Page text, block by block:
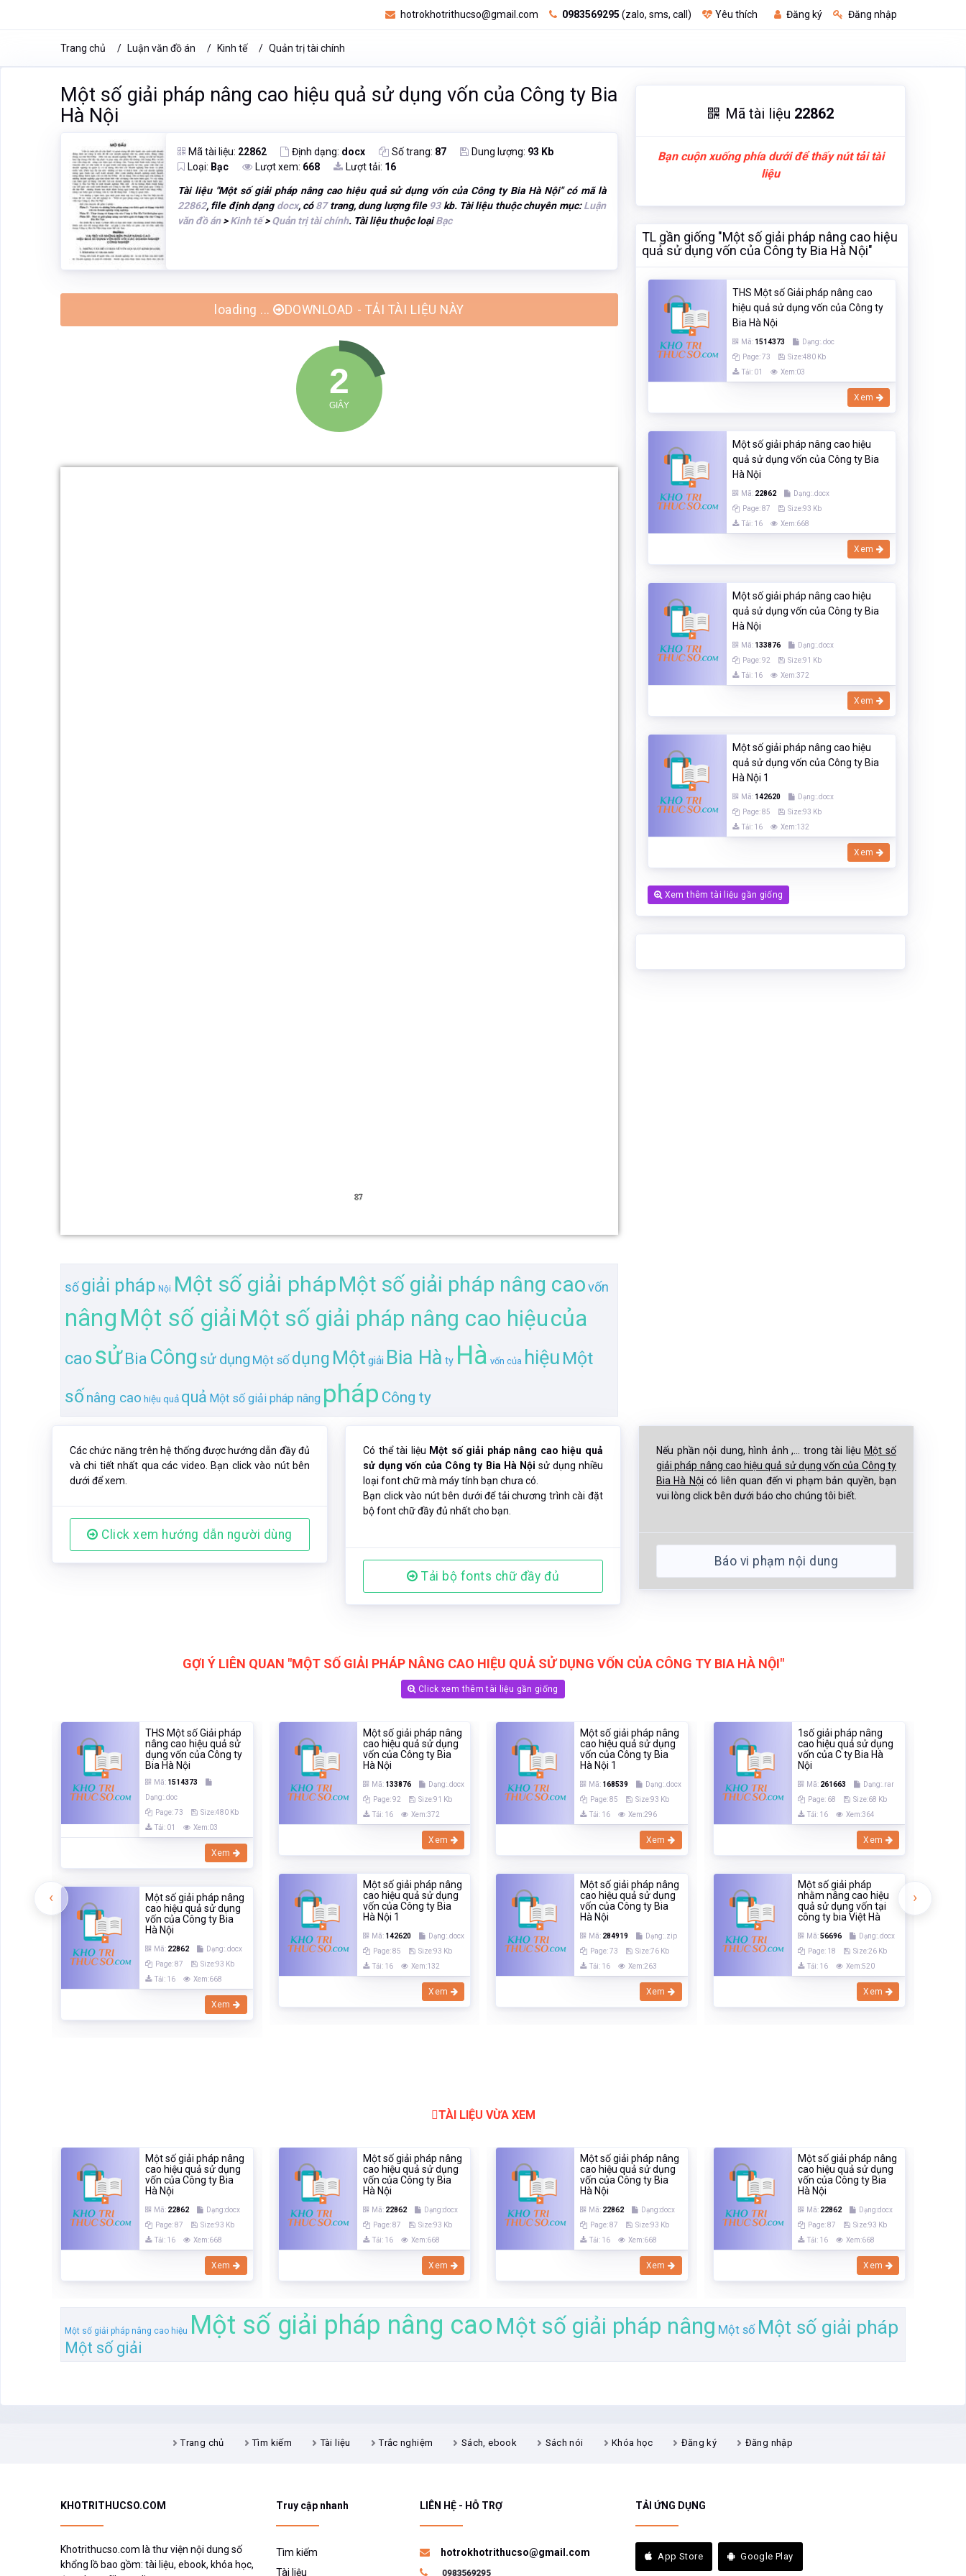
hotrokhotrithucso@gmail.com 0983569295 (zalo, sms, call) Yêu thích Đăng ký Đăng nhập
Trang chủ Luận văn đồ án Kinh tế Quản trị tài chính
Một số giải pháp nâng cao hiệu quả sử dụng vốn của Công ty Bia
Hà Nội
Mã tài liệu: 22862 Định dạng: docx Số trang: 87 Dung lượng: 93 Kb
Loại: Bạc Lượt xem: 668 Lượt tải: 16
Tài liệu "Một số giải pháp nâng cao hiệu quả sử dụng vốn của Công ty Bia Hà Nội" có mã là
22862, file định dạng docx, có87trang, dung lượng file 93kb. Tài liệu thuộc chuyên mục:Luận
văn đồ án>Kinh tế>Quản trị tài chính. Tài liệu thuộc loạiBạc
loading ... DOWNLOAD - TẢI TÀI LIỆU NÀY
số giải pháp Nội Một số giải phápMột số giải pháp nâng caovốn
nâng Một số giải Một số giải pháp nâng cao hiệucủa
caosử Bia Công sử dụng Một số dụng Một giải Bia Hà ty Hà vốn của hiệu Một
sốnâng cao hiệu quả quả Một số giải pháp nâng pháp Công ty
Mã tài liệu 22862
Bạn cuộn xuống phía dưới để thấy nút tải tài
liệu
TL gần giống "Một số giải pháp nâng cao hiệu
quả sử dụng vốn của Công ty Bia Hà Nội"
THS Một số Giải pháp nâng cao
hiệu quả sử dụng vốn của Công ty
Bia Hà Nội
Mã: 1514373
Dạng:.doc
Page: 73
Size:480 Kb
Tải: 01
Xem:03
Xem
Một số giải pháp nâng cao hiệu
quả sử dụng vốn của Công ty Bia
Hà Nội
Mã: 22862
Dạng:.docx
Page: 87
Size:93 Kb
Tải: 16
Xem:668
Xem
Một số giải pháp nâng cao hiệu
quả sử dụng vốn của Công ty Bia
Hà Nội
Mã: 133876
Dạng:.docx
Page: 92
Size:91 Kb
Tải: 16
Xem:372
Xem
Một số giải pháp nâng cao hiệu
quả sử dụng vốn của Công ty Bia
Hà Nội 1
Mã: 142620
Dạng:.docx
Page: 85
Size:93 Kb
Tải: 16
Xem:132
Xem
Xem thêm tài liệu gần giống
Các chức năng trên hệ thống được hướng dẫn đầy đủ
và chi tiết nhất qua các video. Bạn click vào nút bên
dưới để xem.
Click xem hướng dẫn người dùng
Có thể tài liệu Một số giải pháp nâng cao hiệu quả
sử dụng vốn của Công ty Bia Hà Nội sử dụng nhiều
loại font chữ mà máy tính bạn chưa có.
Bạn click vào nút bên dưới để tải chương trình cài đặt
bộ font chữ đầy đủ nhất cho bạn.
Tải bộ fonts chữ đầy đủ
Nếu phần nội dung, hình ảnh ,... trong tài liệuMột số
giải pháp nâng cao hiệu quả sử dụng vốn của Công ty
Bia Hà Nội có liên quan đến vi phạm bản quyền, bạn
vui lòng click bên dưới báo cho chúng tôi biết.
Báo vi phạm nội dung
GỢI Ý LIÊN QUAN "MỘT SỐ GIẢI PHÁP NÂNG CAO HIỆU QUẢ SỬ DỤNG VỐN CỦA CÔNG TY BIA HÀ NỘI"
Click xem thêm tài liệu gần giống
THS Một số Giải pháp
nâng cao hiệu quả sử
dụng vốn của Công ty
Bia Hà Nội
Mã: 1514373
Dạng:.doc
Page: 73
Size:480 Kb
Tải: 01
Xem:03
Xem
Một số giải pháp nâng
cao hiệu quả sử dụng
vốn của Công ty Bia
Hà Nội
Mã: 22862
Dạng:.docx
Page: 87
Size:93 Kb
Tải: 16
Xem:668
Xem
Một số giải pháp nâng
cao hiệu quả sử dụng
vốn của Công ty Bia
Hà Nội
Mã: 133876
Dạng:.docx
Page: 92
Size:91 Kb
Tải: 16
Xem:372
Xem
Một số giải pháp nâng
cao hiệu quả sử dụng
vốn của Công ty Bia
Hà Nội 1
Mã: 142620
Dạng:.docx
Page: 85
Size:93 Kb
Tải: 16
Xem:132
Xem
Một số giải pháp nâng
cao hiệu quả sử dụng
vốn của Công ty Bia
Hà Nội 1
Mã: 168539
Dạng:.docx
Page: 85
Size:93 Kb
Tải: 16
Xem:296
Xem
Một số giải pháp nâng
cao hiệu quả sử dụng
vốn của Công ty Bia
Hà Nội
Mã: 284919
Dạng:.zip
Page: 73
Size:76 Kb
Tải: 16
Xem:263
Xem
1số giải pháp nâng
cao hiệu quả sử dụng
vốn của C ty Bia Hà
Nội
Mã: 261663
Dạng:.rar
Page: 68
Size:68 Kb
Tải: 16
Xem:364
Xem
Một số giải pháp
nhằm nâng cao hiệu
quả sử dụng vốn tại
công ty bia Việt Hà
Mã:56696
Dạng:.docx
Page: 18
Size:26 Kb
Tải: 16
Xem:520
Xem
‹ ›
TÀI LIỆU VỪA XEM
Một số giải pháp nâng
cao hiệu quả sử dụng
vốn của Công ty Bia
Hà Nội
Mã: 22862
Dạng:docx
Page: 87
Size:93 Kb
Tải: 16
Xem:668
Xem
Một số giải pháp nâng
cao hiệu quả sử dụng
vốn của Công ty Bia
Hà Nội
Mã: 22862
Dạng:docx
Page: 87
Size:93 Kb
Tải: 16
Xem:668
Xem
Một số giải pháp nâng
cao hiệu quả sử dụng
vốn của Công ty Bia
Hà Nội
Mã: 22862
Dạng:docx
Page: 87
Size:93 Kb
Tải: 16
Xem:668
Xem
Một số giải pháp nâng
cao hiệu quả sử dụng
vốn của Công ty Bia
Hà Nội
Mã: 22862
Dạng:docx
Page: 87
Size:93 Kb
Tải: 16
Xem:668
Xem
Một số giải pháp nâng cao hiệu Một số giải pháp nâng caoMột số giải pháp nâng Một số Một số giải pháp
Một số giải
Trang chủ Tìm kiếm Tài liệu Trắc nghiệm Sách, ebook Sách nói Khóa học Đăng ký Đăng nhập
KHOTRITHUCSO.COM
Khotrithucso.com là thư viện nội dung số
khổng lồ bao gồm: tài liệu, ebook, khóa học,
Truy cập nhanh
Tìm kiếm
Tài liệu
LIÊN HỆ - HỖ TRỢ
hotrokhotrithucso@gmail.com
TẢI ỨNG DỤNG
App Store Google Play